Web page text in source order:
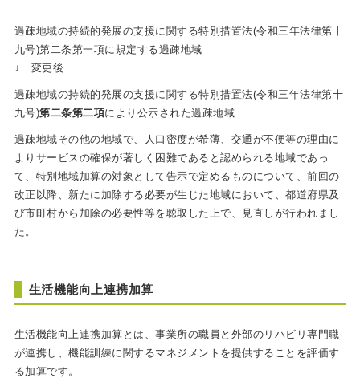
過疎地域の持続的発展の支援に関する特別措置法(令和三年法律第十
九号)第二条第一項に規定する過疎地域
↓ 変更後
過疎地域の持続的発展の支援に関する特別措置法(令和三年法律第十
九号)第二条第二項により公示された過疎地域
過疎地域その他の地域で、人口密度が希薄、交通が不便等の理由に
よりサービスの確保が著しく困難であると認められる地域であっ
て、特別地域加算の対象として告示で定めるものについて、前回の
改正以降、新たに加除する必要が生じた地域において、都道府県及
び市町村から加除の必要性等を聴取した上で、見直しが行われまし
た。
生活機能向上連携加算
生活機能向上連携加算とは、事業所の職員と外部のリハビリ専門職
が連携し、機能訓練に関するマネジメントを提供することを評価す
る加算です。